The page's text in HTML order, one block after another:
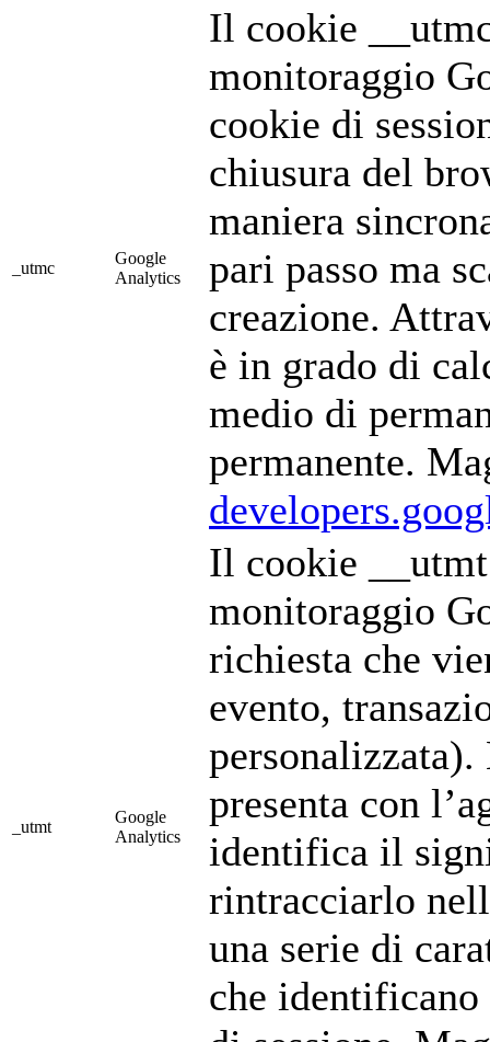
_utmc
Google
Analytics
Il cookie
monitoraggio
cookie di
chiusura del
maniera
pari passo ma
creazione.
è in grado di
medio di
permanente.
_utmt
Google
Analytics
Il cookie
monitoraggio
richiesta che
evento,
presenta con
identifica il
rintracciarlo
una serie di
che identificano